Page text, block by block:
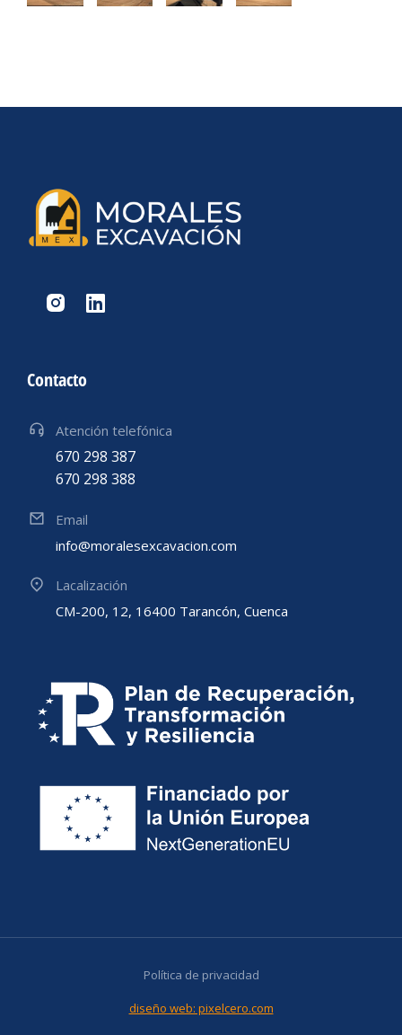
Contacto
Atención telefónica
670 298 387
670 298 388
Email
info@moralesexcavacion.com
Lacalización
CM-200, 12, 16400 Tarancón, Cuenca
diseño web: pixelcero.com
Política de privacidad